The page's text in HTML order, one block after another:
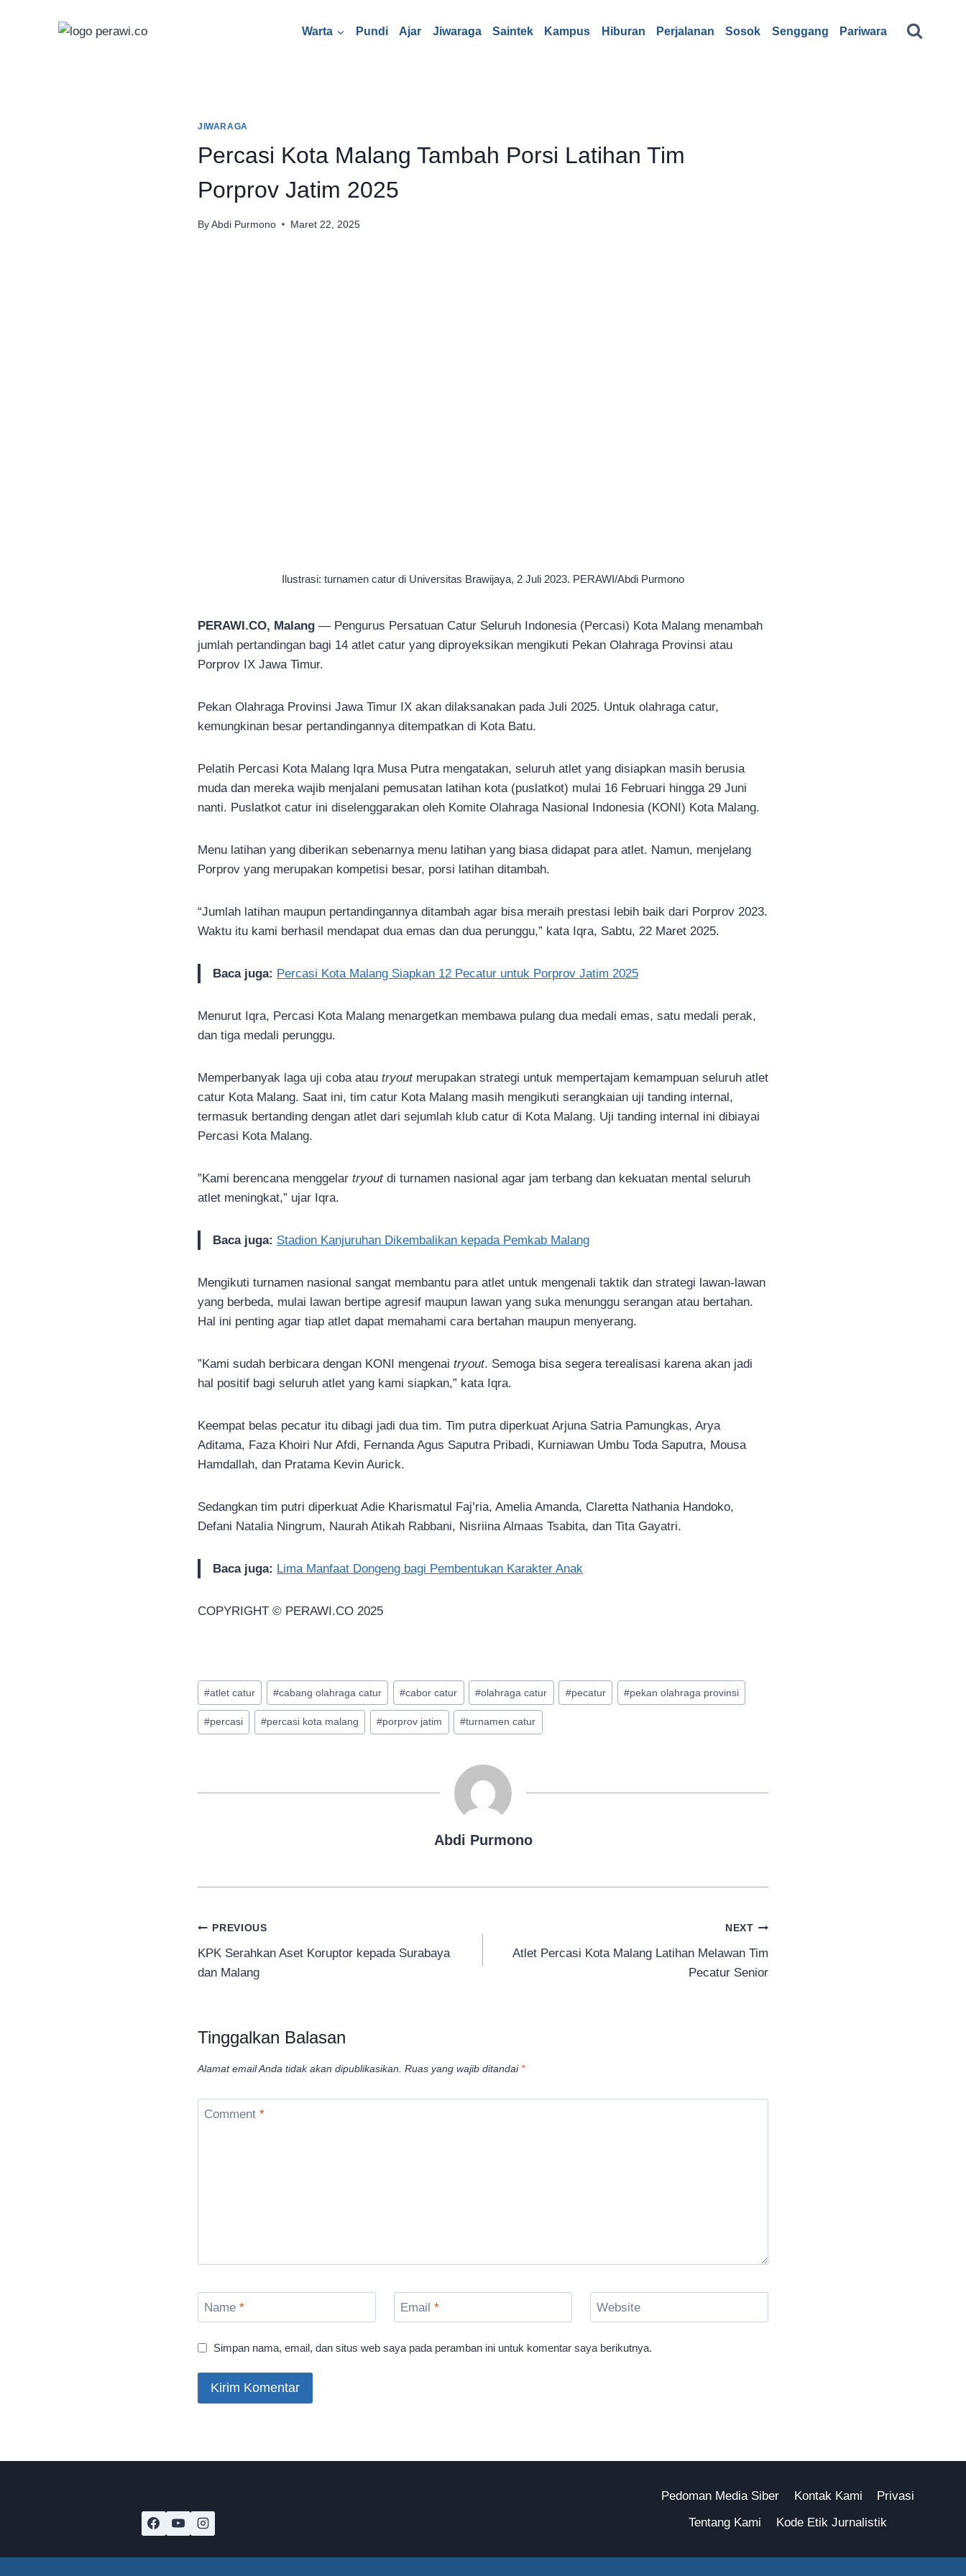
Warta Pundi Ajar Jiwaraga Saintek Kampus Hiburan Perjalanan Sosok Senggang Pariwara
JIWARAGA
Percasi Kota Malang Tambah Porsi Latihan Tim
Porprov Jatim 2025
By Abdi Purmono Maret 22, 2025
Ilustrasi: turnamen catur di Universitas Brawijaya, 2 Juli 2023. PERAWI/Abdi Purmono
PERAWI.CO, Malang — Pengurus Persatuan Catur Seluruh Indonesia (Percasi) Kota Malang menambah
jumlah pertandingan bagi 14 atlet catur yang diproyeksikan mengikuti Pekan Olahraga Provinsi atau
Porprov IX Jawa Timur.
Pekan Olahraga Provinsi Jawa Timur IX akan dilaksanakan pada Juli 2025. Untuk olahraga catur,
kemungkinan besar pertandingannya ditempatkan di Kota Batu.
Pelatih Percasi Kota Malang Iqra Musa Putra mengatakan, seluruh atlet yang disiapkan masih berusia
muda dan mereka wajib menjalani pemusatan latihan kota (puslatkot) mulai 16 Februari hingga 29 Juni
nanti. Puslatkot catur ini diselenggarakan oleh Komite Olahraga Nasional Indonesia (KONI) Kota Malang.
Menu latihan yang diberikan sebenarnya menu latihan yang biasa didapat para atlet. Namun, menjelang
Porprov yang merupakan kompetisi besar, porsi latihan ditambah.
“Jumlah latihan maupun pertandingannya ditambah agar bisa meraih prestasi lebih baik dari Porprov 2023.
Waktu itu kami berhasil mendapat dua emas dan dua perunggu,” kata Iqra, Sabtu, 22 Maret 2025.
Baca juga: Percasi Kota Malang Siapkan 12 Pecatur untuk Porprov Jatim 2025
Menurut Iqra, Percasi Kota Malang menargetkan membawa pulang dua medali emas, satu medali perak,
dan tiga medali perunggu.
Memperbanyak laga uji coba atau tryoutmerupakan strategi untuk mempertajam kemampuan seluruh atlet
catur Kota Malang. Saat ini, tim catur Kota Malang masih mengikuti serangkaian uji tanding internal,
termasuk bertanding dengan atlet dari sejumlah klub catur di Kota Malang. Uji tanding internal ini dibiayai
Percasi Kota Malang.
”Kami berencana menggelar tryoutdi turnamen nasional agar jam terbang dan kekuatan mental seluruh
atlet meningkat,” ujar Iqra.
Baca juga: Stadion Kanjuruhan Dikembalikan kepada Pemkab Malang
Mengikuti turnamen nasional sangat membantu para atlet untuk mengenali taktik dan strategi lawan-lawan
yang berbeda, mulai lawan bertipe agresif maupun lawan yang suka menunggu serangan atau bertahan.
Hal ini penting agar tiap atlet dapat memahami cara bertahan maupun menyerang.
”Kami sudah berbicara dengan KONI mengenai tryout. Semoga bisa segera terealisasi karena akan jadi
hal positif bagi seluruh atlet yang kami siapkan,” kata Iqra.
Keempat belas pecatur itu dibagi jadi dua tim. Tim putra diperkuat Arjuna Satria Pamungkas, Arya
Aditama, Faza Khoiri Nur Afdi, Fernanda Agus Saputra Pribadi, Kurniawan Umbu Toda Saputra, Mousa
Hamdallah, dan Pratama Kevin Aurick.
Sedangkan tim putri diperkuat Adie Kharismatul Faj’ria, Amelia Amanda, Claretta Nathania Handoko,
Defani Natalia Ningrum, Naurah Atikah Rabbani, Nisriina Almaas Tsabita, dan Tita Gayatri.
Baca juga: Lima Manfaat Dongeng bagi Pembentukan Karakter Anak
COPYRIGHT © PERAWI.CO 2025
Post
Tags:
#atlet catur #cabang olahraga catur #cabor catur #olahraga catur #pecatur #pekan olahraga provinsi
#percasi #percasi kota malang #porprov jatim #turnamen catur
Abdi Purmono
Navigasi
pos
PREVIOUS
KPK Serahkan Aset Koruptor kepada Surabaya
dan Malang
NEXT
Atlet Percasi Kota Malang Latihan Melawan Tim
Pecatur Senior
Tinggalkan Balasan
Alamat email Anda tidak akan dipublikasikan. Ruas yang wajib ditandai *
Comment *
Name * Email * Website
Simpan nama, email, dan situs web saya pada peramban ini untuk komentar saya berikutnya.
Pedoman Media Siber Kontak Kami
Privasi
Tentang Kami
Kode Etik Jurnalistik